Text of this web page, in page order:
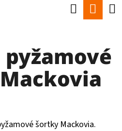
Hľadať
pyžamové
šortky Mackovia.